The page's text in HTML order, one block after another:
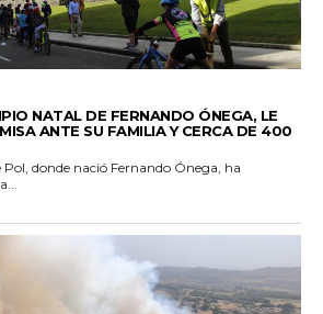
NATAL DE FERNANDO ÓNEGA, LE
ANTE SU FAMILIA Y CERCA DE 400
donde nació Fernando Ónega, ha